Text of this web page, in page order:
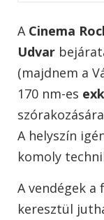
A Cinema
Udvar
(majdnem a
170 nm-es
A helyszín
komoly
A vendégek
keresztül